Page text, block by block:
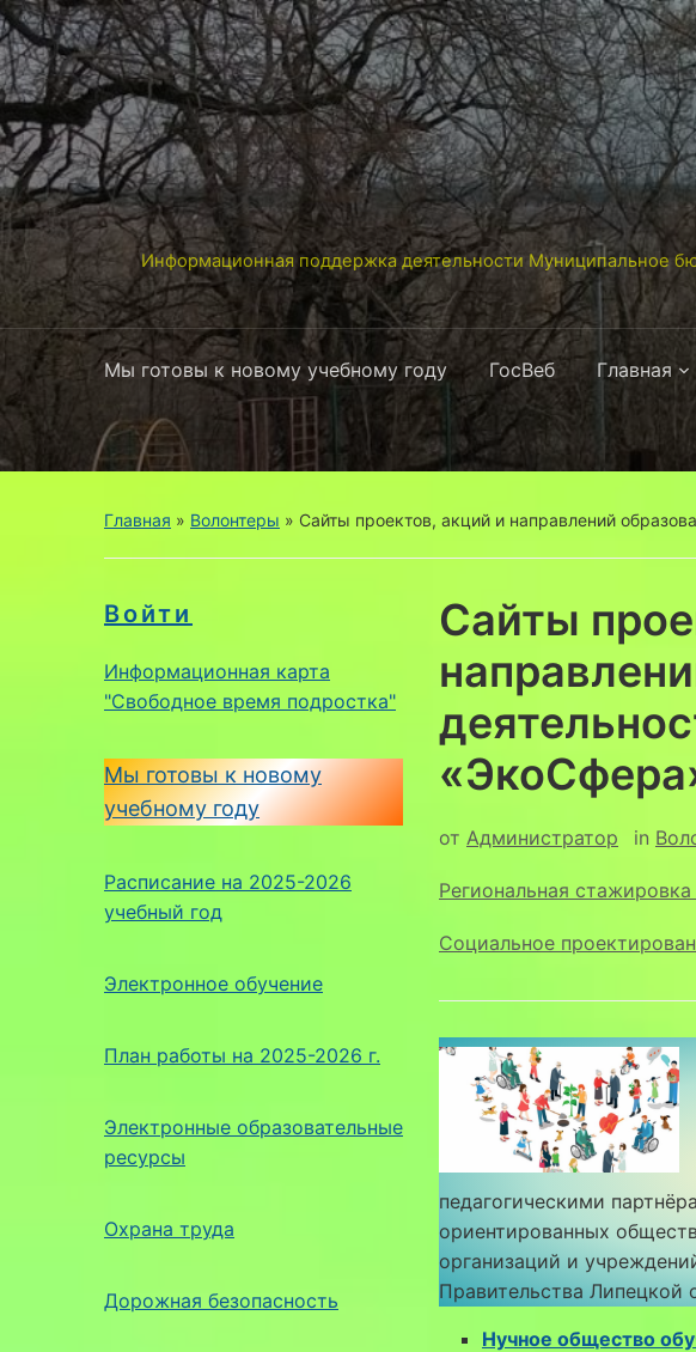
Информационная поддержка деятельности Муниципальное
Мы готовы к новому учебному году ГосВеб Главная
Главная » Волонтеры » Сайты проектов, акций и направлений
Войти
Информационная карта
"Свободное время подростка"
Мы готовы к новому
учебному году
Расписание на 2025-2026
учебный год
Электронное обучение
План работы на 2025-2026 г.
Электронные образовательные
ресурсы
Охрана труда
Дорожная безопасность
Сайты
от Администратор in
Региональная
Социальное
педагогическими
ориентированных
организаций и
Правительства Липецкой
Нучное общество